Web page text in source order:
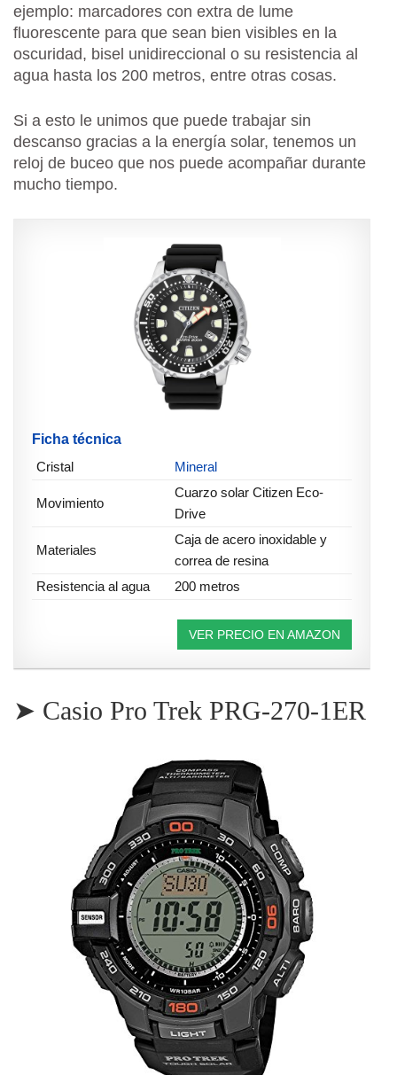
ejemplo: marcadores con extra de lume
fluorescente para que sean bien visibles en la
oscuridad, bisel unidireccional o su resistencia al
agua hasta los 200 metros, entre otras cosas.
Si a esto le unimos que puede trabajar sin
descanso gracias a la energía solar, tenemos un
reloj de buceo que nos puede acompañar durante
mucho tiempo.
Ficha técnica
Cristal
Mineral
Movimiento
Cuarzo solar Citizen Eco-
Drive
Materiales
Caja de acero inoxidable y
correa de resina
Resistencia al agua
200 metros
VER PRECIO EN AMAZON
➤ Casio Pro Trek PRG-270-1ER